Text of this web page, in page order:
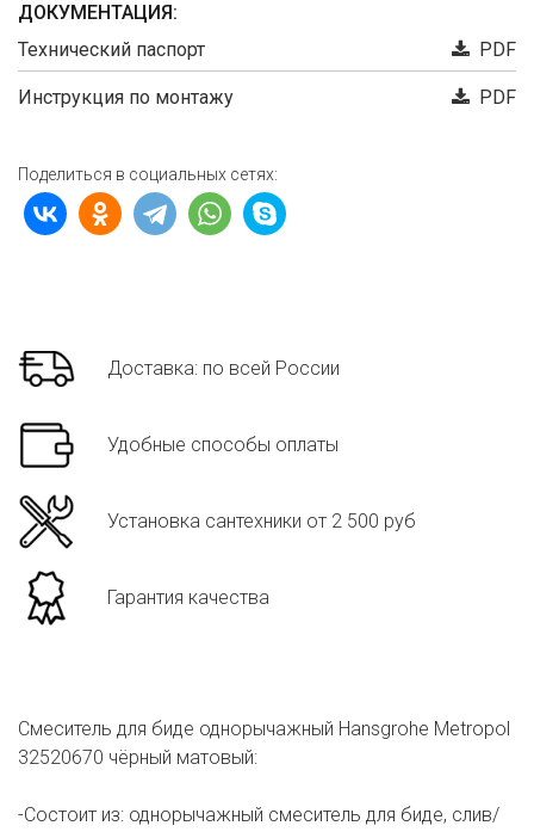
ДОКУМЕНТАЦИЯ:
Технический паспорт
PDF
Инструкция по монтажу PDF
Поделиться в социальных сетях:
Доставка: по всей России
Удобные способы оплаты
Установка сантехники от 2 500 руб
Гарантия качества
Смеситель для биде однорычажный Hansgrohe Metropol
32520670 чёрный матовый:
-Состоит из: однорычажный смеситель для биде, слив/